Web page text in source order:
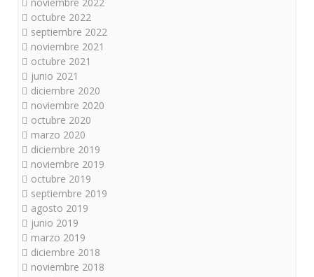
octubre 2022
septiembre 2022
noviembre 2021
octubre 2021
junio 2021
diciembre 2020
noviembre 2020
octubre 2020
marzo 2020
diciembre 2019
noviembre 2019
octubre 2019
septiembre 2019
agosto 2019
junio 2019
marzo 2019
diciembre 2018
noviembre 2018